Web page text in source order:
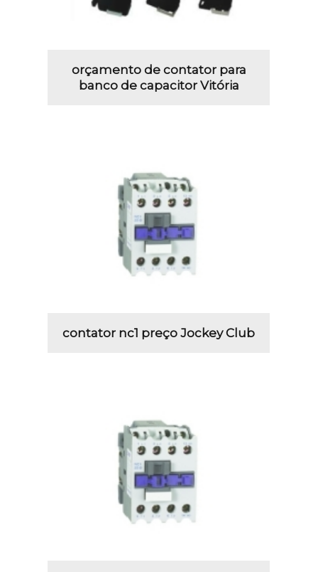
orçamento de contator para
banco de capacitor Vitória
contator nc1 preço Jockey Club